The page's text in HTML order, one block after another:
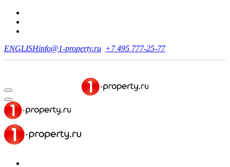
ENGLISHinfo@1-property.ru +7 495 777-25-77